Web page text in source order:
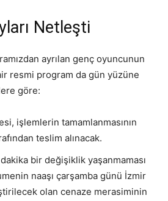
Netleşti
ayrılan genç oyuncunun
resmi program da gün yüzüne
göre:
işlemlerin tamamlanmasının
teslim alınacak.
bir değişiklik yaşanmaması
naaşı çarşamba günü İzmir
olan cenaze merasiminin